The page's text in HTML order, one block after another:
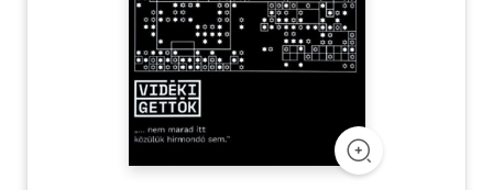
Szótár, nyelvkönyv
Tankönyv, segédkönyv
Társadalomtudomány